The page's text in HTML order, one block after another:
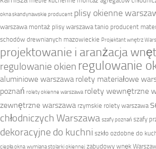
okna skandynawskie producent plisy okienne
warszawa montaż plisy warszawa tanio producent
schodów drewnianych mazowieckie Projektant wnętrz
projektowanie i aranżacja
regulowanie okien regulowanie
aluminiowe warszawa rolety materiałowe
poznań rolety okienne warszawa rolety wewnętrzne
zewnętrzne warszawa rzymskie rolety warszawa
chłodniczych Warszawa szafy poznań szafy
dekoracyjne do kuchni szkło ozdobne do
ciepła okna wymiana stolarki okiennej zabudowy wnęk